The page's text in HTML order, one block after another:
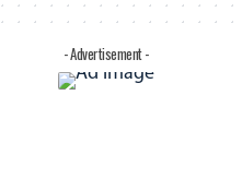
- Advertisement -